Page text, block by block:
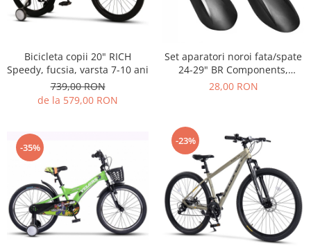
PEDALE SI ACCESORII
PIESE E-BIKE
RULMENTI
SEI SI COMPONENTE
TRANSMISIE
PROTECTII/ARMURI
PROTECTII GENUNCHI
ALTE PROTECTII
PANTALONI PROTECTIE
SEPCI /CACIULI / BANDANE
BANDANE
CACIULI
MASTI/CAGULE
SEPCI
Bicicleta copii 20" RICH
Speedy, fucsia, varsta 7-10 ani
739,00 RON
de la 579,00 RON
Set aparatori noroi fata/spate
24-29" BR Components,
plastic, negre
28,00 RON
-35%
-23%